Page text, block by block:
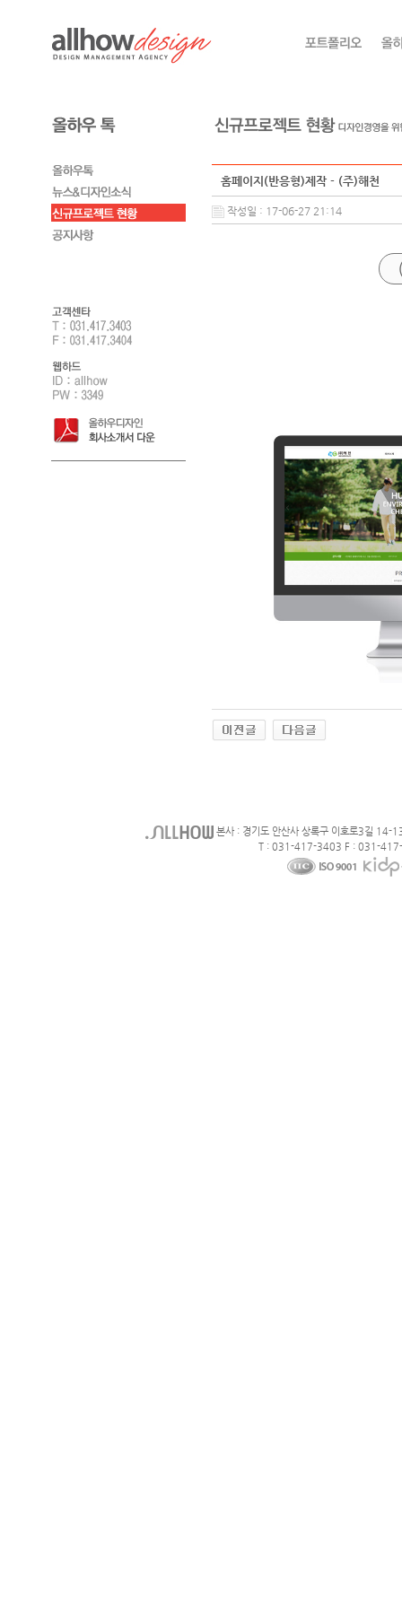
홈페이지(반응형)제작 - (주)해천
작성일 : 17-06-27 21:14
본사 : 경기도 안산사 상록구 이호로3길 14-
T : 031-417-3403 F : 031-